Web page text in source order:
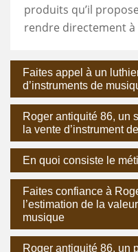
produits qu’il
rendre directement à
Faites appel à un
d’instruments de
Roger antiquité 86, un
la vente d’instrument
En quoi consiste le
Faites confiance à
l’estimation de la
musique
Roger antiquité 86, un